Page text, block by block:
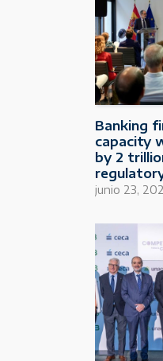
Banking
capacity
by 2
junio 23,